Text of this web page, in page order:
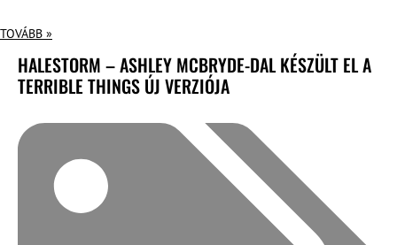
TOVÁBB »
HALESTORM – ASHLEY MCBRYDE-DAL KÉSZÜLT EL A
TERRIBLE THINGS ÚJ VERZIÓJA